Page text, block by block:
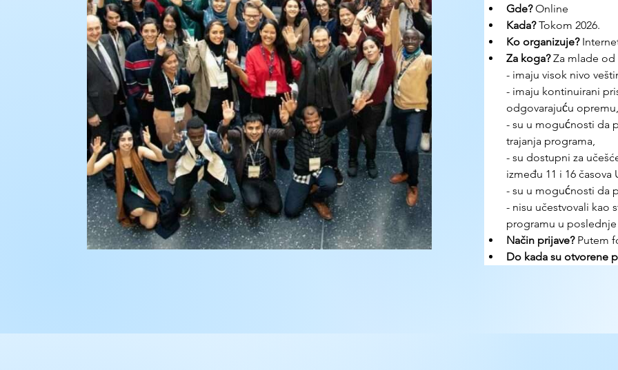
Gde? Online
Kada? Tokom 2026.
Ko organizuje?
Za koga? Za mlade od
- imaju visok nivo
- imaju kontinuirani
odgovarajuću opremu,
- su u mogućnosti da
trajanja programa,
- su dostupni za
između 11 i 16 časova
- su u mogućnosti da
- nisu učestvovali
programu u
Način prijave? Putem
Do kada su otvorene